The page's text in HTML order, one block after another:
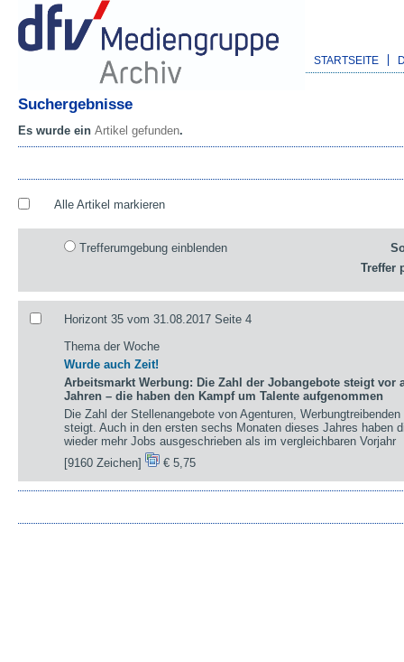
STARTSEITE
Suchergebnisse
Es wurde ein Artikel gefunden.
Alle Artikel markieren
Trefferumgebung einblenden
Treffer
Horizont 35 vom 31.08.2017 Seite 4
Thema der Woche
Wurde auch Zeit!
Arbeitsmarkt Werbung: Die Zahl der Jobangebote steigt vor
Jahren – die haben den Kampf um Talente aufgenommen
Die Zahl der Stellenangebote von Agenturen,
steigt. Auch in den ersten sechs Monaten dieses Jahres haben
wieder mehr Jobs ausgeschrieben als im vergleichbaren Vorjahr
[9160 Zeichen]
€ 5,75